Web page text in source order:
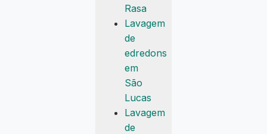
Rasa
Lavagem
de
edredons
em
São
Lucas
Lavagem
de